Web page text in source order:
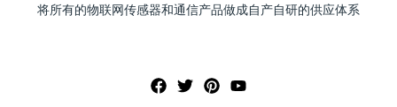
将所有的物联网传感器和通信产品做成自产自研的供应体系